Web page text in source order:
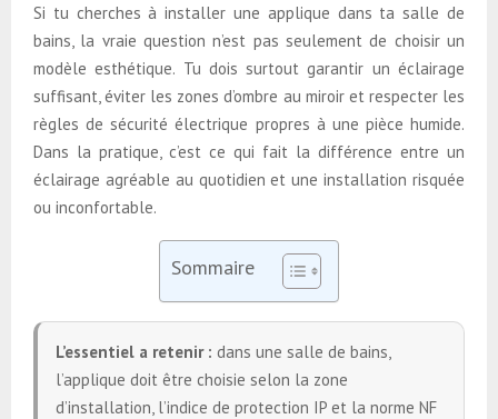
Si tu cherches à installer une applique dans ta salle de
bains, la vraie question n’est pas seulement de choisir un
modèle esthétique. Tu dois surtout garantir un éclairage
suffisant, éviter les zones d’ombre au miroir et respecter les
règles de sécurité électrique propres à une pièce humide.
Dans la pratique, c’est ce qui fait la différence entre un
éclairage agréable au quotidien et une installation risquée
ou inconfortable.
Sommaire
L’essentiel a retenir : dans une salle de bains,
l’applique doit être choisie selon la zone
d’installation, l’indice de protection IP et la norme NF